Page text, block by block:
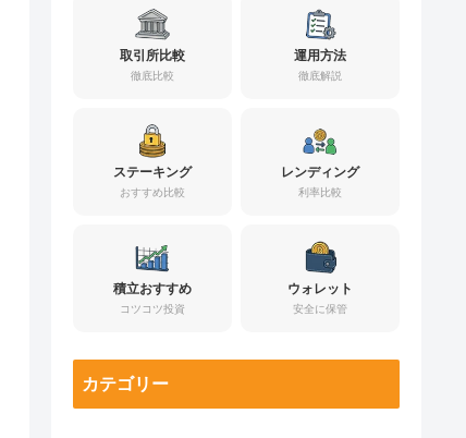
取引所比較
徹底比較
運用方法
徹底解説
ステーキング
おすすめ比較
レンディング
利率比較
積立おすすめ
コツコツ投資
ウォレット
安全に保管
カテゴリー